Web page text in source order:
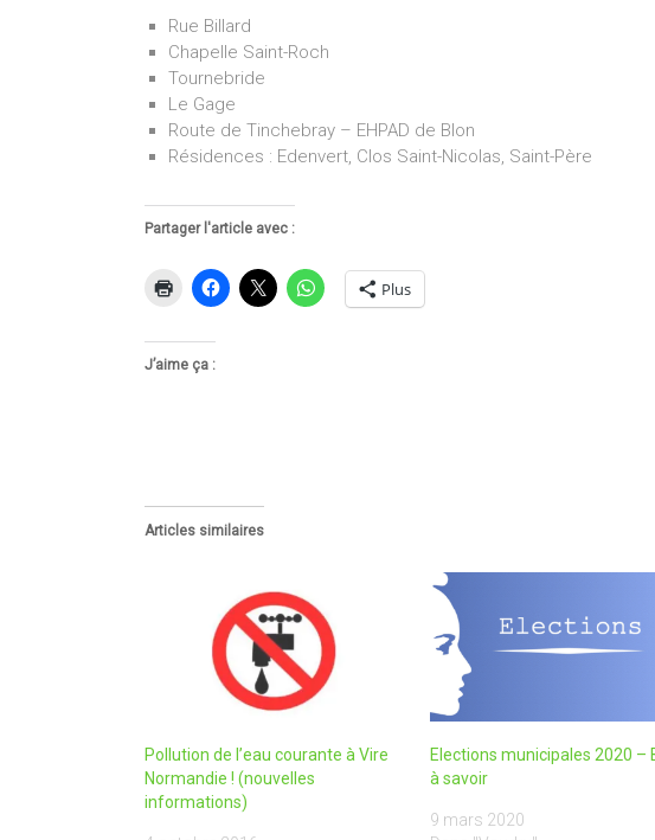
Rue Billard
Chapelle Saint-Roch
Tournebride
Le Gage
Route de Tinchebray – EHPAD de Blon
Résidences : Edenvert, Clos Saint-Nicolas, Saint-Père
Partager l'article avec :
Plus
J’aime ça :
Articles similaires
Pollution de l’eau courante à Vire
Normandie ! (nouvelles
informations)
Elections municipales 2020 –
à savoir
9 mars 2020